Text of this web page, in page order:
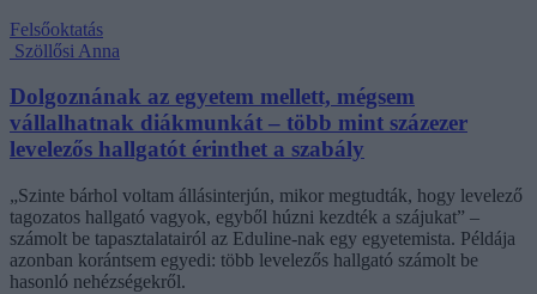
Felsőoktatás
Szöllősi Anna
Dolgoznának az egyetem mellett, mégsem
vállalhatnak diákmunkát – több mint százezer
levelezős hallgatót érinthet a szabály
„Szinte bárhol voltam állásinterjún, mikor megtudták, hogy levelező
tagozatos hallgató vagyok, egyből húzni kezdték a szájukat” –
számolt be tapasztalatairól az Eduline-nak egy egyetemista. Példája
azonban korántsem egyedi: több levelezős hallgató számolt be
hasonló nehézségekről.